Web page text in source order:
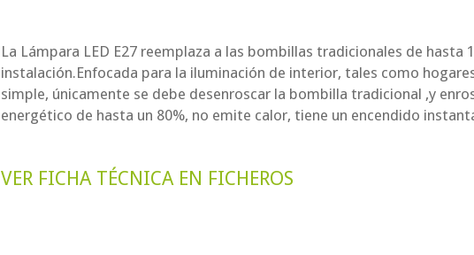
La Lámpara LED E27 reemplaza a las bombillas tradicionales de hasta
instalación.Enfocada para la iluminación de interior, tales como
simple, únicamente se debe desenroscar la bombilla tradicional ,y
energético de hasta un 80%, no emite calor, tiene un encendido
VER FICHA TÉCNICA EN FICHEROS